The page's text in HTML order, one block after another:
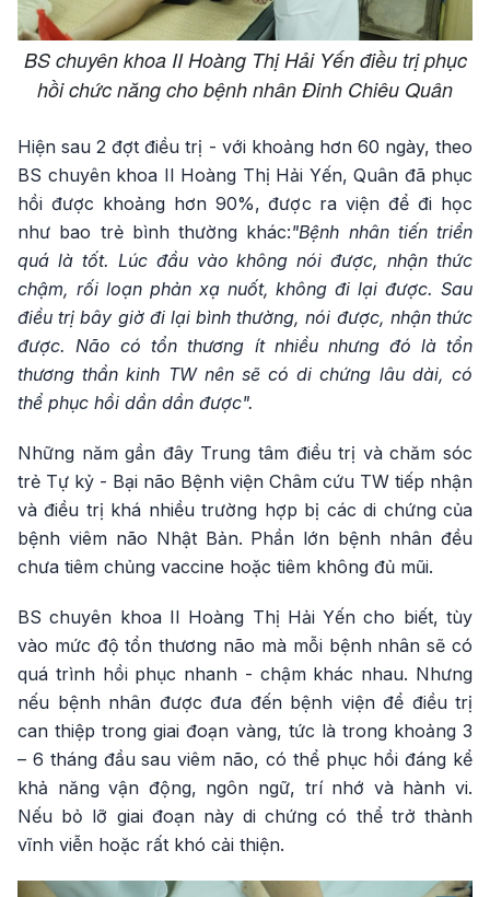
BS chuyên khoa II Hoàng Thị Hải Yến điều trị phục
hồi chức năng cho bệnh nhân Đinh Chiêu Quân
Hiện sau 2 đợt điều trị - với khoảng hơn 60 ngày, theo
BS chuyên khoa II Hoàng Thị Hải Yến, Quân đã phục
hồi được khoảng hơn 90%, được ra viện để đi học
như bao trẻ bình thường khác:"Bệnh nhân tiến triển
quá là tốt. Lúc đầu vào không nói được, nhận thức
chậm, rối loạn phản xạ nuốt, không đi lại được. Sau
điều trị bây giờ đi lại bình thường, nói được, nhận thức
được. Não có tổn thương ít nhiều nhưng đó là tổn
thương thần kinh TW nên sẽ có di chứng lâu dài, có
thể phục hồi dần dần được".
Những năm gần đây Trung tâm điều trị và chăm sóc
trẻ Tự kỷ - Bại não Bệnh viện Châm cứu TW tiếp nhận
và điều trị khá nhiều trường hợp bị các di chứng của
bệnh viêm não Nhật Bản. Phần lớn bệnh nhân đều
chưa tiêm chủng vaccine hoặc tiêm không đủ mũi.
BS chuyên khoa II Hoàng Thị Hải Yến cho biết, tùy
vào mức độ tổn thương não mà mỗi bệnh nhân sẽ có
quá trình hồi phục nhanh - chậm khác nhau. Nhưng
nếu bệnh nhân được đưa đến bệnh viện để điều trị
can thiệp trong giai đoạn vàng, tức là trong khoảng 3
– 6 tháng đầu sau viêm não, có thể phục hồi đáng kể
khả năng vận động, ngôn ngữ, trí nhớ và hành vi.
Nếu bỏ lỡ giai đoạn này di chứng có thể trở thành
vĩnh viễn hoặc rất khó cải thiện.